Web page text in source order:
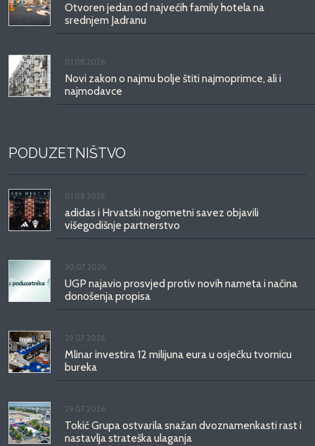
Otvoren jedan od najvećih family hotela na
srednjem Jadranu
01.08.2026.
Novi zakon o najmu bolje štiti najmoprimce, ali i
najmodavce
PODUZETNIŠTVO
01.08.2026.
adidas i Hrvatski nogometni savez objavili
višegodišnje partnerstvo
30.07.2026.
UGP najavio prosvjed protiv novih nameta i načina
donošenja propisa
29.07.2026.
Mlinar investira 12 milijuna eura u osječku tvornicu
bureka
29.07.2026.
Tokić Grupa ostvarila snažan dvoznamenkasti rast i
nastavlja strateška ulaganja